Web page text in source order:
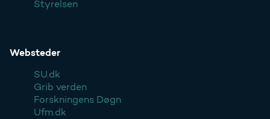
Styrelsen
Websteder
SU.dk
Grib verden
Forskningens Døgn
Ufm.dk